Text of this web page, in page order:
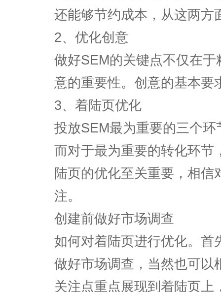
还能够节约成本，从这两方
2、优化创意
做好SEM的关键点不仅在
意的重要性。创意的基本要
3、着陆页优化
投放SEM最为重要的三个
而对于最为重要的转化环节
陆页的优化至关重要，相
注。
创建前做好市场调查
如何对着陆页进行优化。首
做好市场调查，当然也可以
关注点重点展现到着陆页